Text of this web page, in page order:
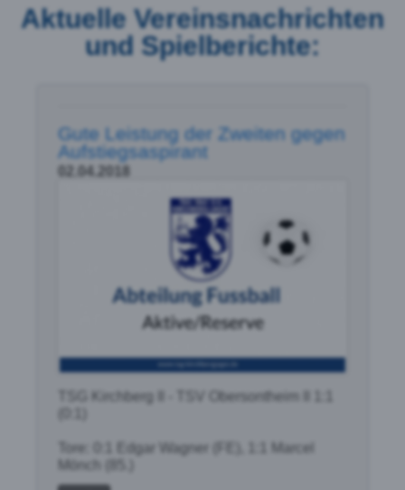
Aktuelle Vereinsnachrichten
und Spielberichte:
Gute Leistung der Zweiten gegen
Aufstiegsaspirant
02.04.2018
TSG Kirchberg II - TSV Obersontheim II 1:1
Tore: 0:1 Edgar Wagner (FE), 1:1 Marcel
Mönch (85.)